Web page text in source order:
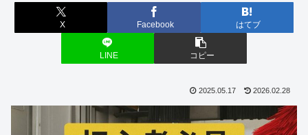
X Facebook はてブ
LINE コピー
2025.05.17 2026.02.28